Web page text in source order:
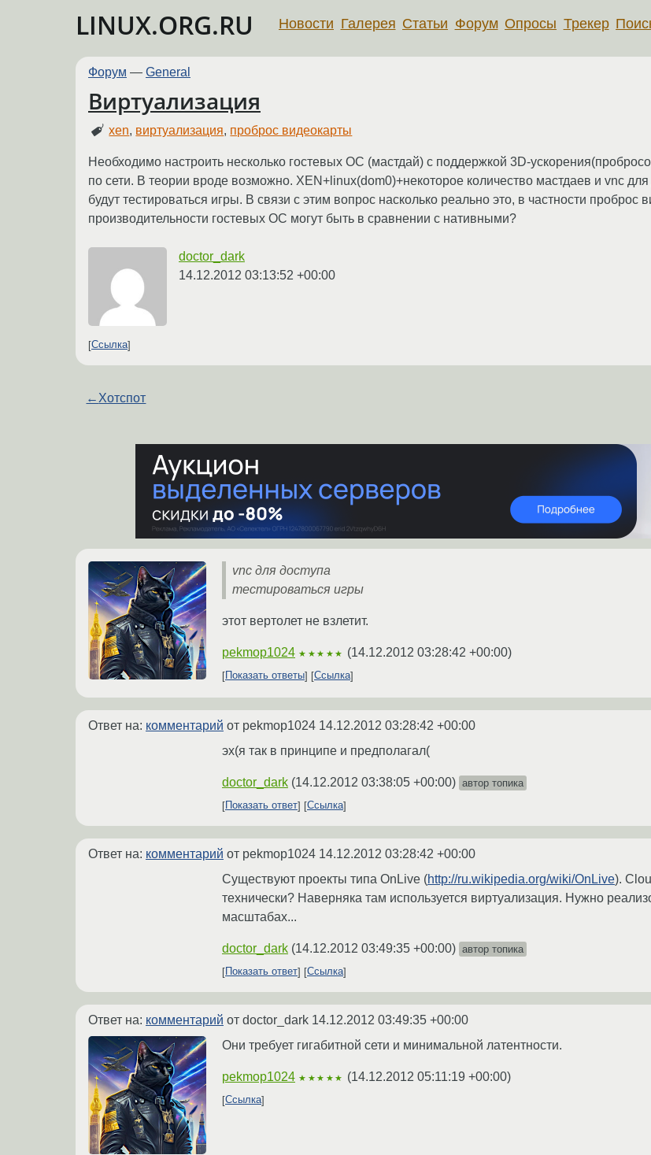
LINUX.ORG.RU Новости Галерея Статьи Форум Опросы Трекер
Форум — General
Виртуализация
xen, виртуализация, проброс видеокарты
Необходимо настроить несколько гостевых ОС (мастдай) с поддержкой 3D-
по сети. В теории вроде возможно. XEN+linux(dom0)+некоторое количество мастдаев и vnc
будут тестироваться игры. В связи с этим вопрос насколько реально это, в частности проброс
производительности гостевых ОС могут быть в сравнении с нативными?
doctor_dark
14.12.2012 03:13:52 +00:00
Ссылка
← Хотспот
vnc для доступа
тестироваться игры
этот вертолет не взлетит.
pekmop1024 ★★★★★ (14.12.2012 03:28:42 +00:00)
Показать ответы Ссылка
Ответ на: комментарий от pekmop1024 14.12.2012 03:28:42 +00:00
эх(я так в принципе и предполагал(
doctor_dark (14.12.2012 03:38:05 +00:00) автор топика
Показать ответ
Ссылка
Ответ на: комментарий от pekmop1024 14.12.2012 03:28:42 +00:00
Существуют проекты типа OnLive (http://ru.wikipedia.org/wiki/OnLive).
технически? Наверняка там используется виртуализация. Нужно
масштабах...
doctor_dark (14.12.2012 03:49:35 +00:00) автор топика
Показать ответ
Ссылка
Ответ на: комментарий от doctor_dark 14.12.2012 03:49:35 +00:00
Они требует гигабитной сети и минимальной латентности.
pekmop1024 ★★★★★ (14.12.2012 05:11:19 +00:00)
Ссылка